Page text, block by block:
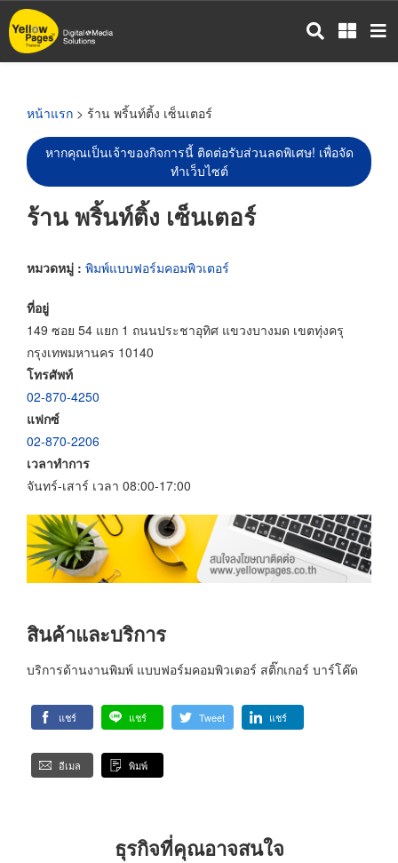
ข้าม
ไป
หน้าแรก > ร้าน พริ้นท์ติ้ง เซ็นเตอร์
หากคุณเป็นเจ้าของกิจการนี้ ติดต่อรับส่วนลดพิเศษ! เพื่อจัด
ทำเว็บไซต์
ร้าน พริ้นท์ติ้ง เซ็นเตอร์
หมวดหมู่ : พิมพ์แบบฟอร์มคอมพิวเตอร์
ที่อยู่
149 ซอย 54 แยก 1 ถนนประชาอุทิศ แขวงบางมด เขตทุ่งครุ
กรุงเทพมหานคร 10140
โทรศัพท์
02-870-4250
แฟกซ์
02-870-2206
เวลาทำการ
จันทร์-เสาร์ เวลา 08:00-17:00
สินค้าและบริการ
บริการด้านงานพิมพ์ แบบฟอร์มคอมพิวเตอร์ สติ๊กเกอร์ บาร์โค๊ด
แชร์ แชร์ Tweet แชร์
อีเมล พิมพ์
ธุรกิจที่คุณอาจสนใจ